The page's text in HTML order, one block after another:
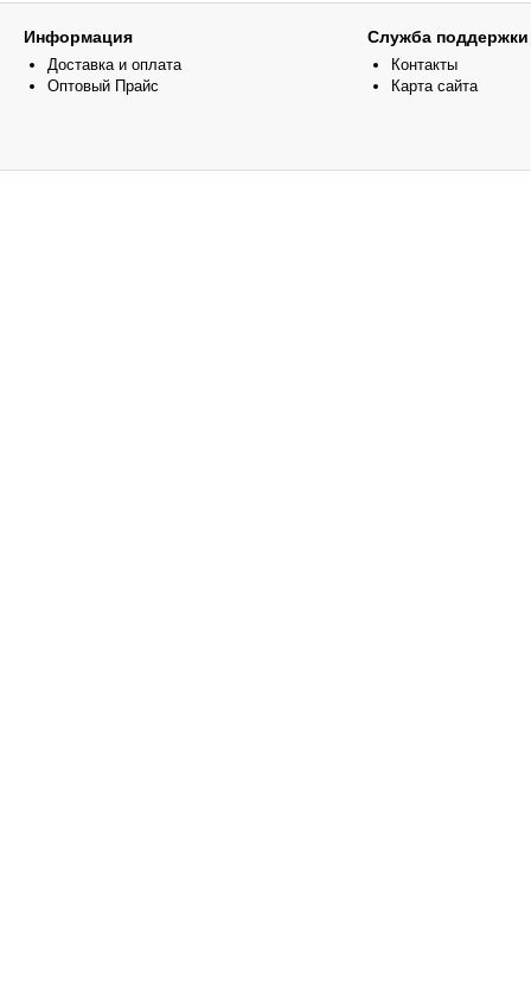
Информация
Доставка и оплата
Оптовый Прайс
Служба поддержки
Контакты
Карта сайта